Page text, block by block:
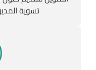
تسوية